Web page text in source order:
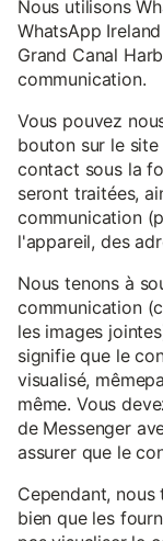
Nous utilisons
WhatsApp
Grand Canal
communication.
Vous pouvez
bouton sur le
contact sous la
seront traitées,
communication
l'appareil, des
Nous tenons à
communication
les images
signifie que le
visualisé,
même. Vous
de Messenger
assurer que le
Cependant, nous
bien que les